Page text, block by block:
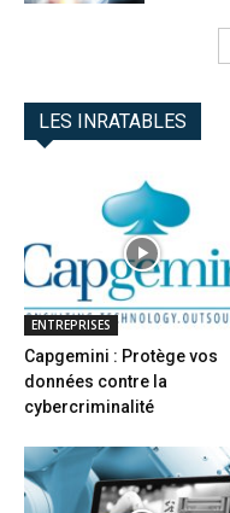
LES INRATABLES
ENTREPRISES
Capgemini : Protège vos
données contre la
cybercriminalité